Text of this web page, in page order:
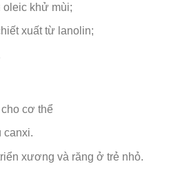
khử mùi;
xuất từ lanolin;
cơ thể
canxi.
xương và răng ở trẻ nhỏ.